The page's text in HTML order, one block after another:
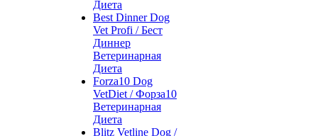
Диета
Best Dinner Dog
Vet Profi / Бест
Диннер
Ветеринарная
Диета
Forza10 Dog
VetDiet / Форза10
Ветеринарная
Диета
Blitz Vetline Dog /